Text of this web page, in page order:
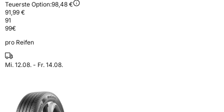
Teuerste Option:98,48 €
91,99 €
91
99€
pro Reifen
Mi. 12.08. - Fr. 14.08.